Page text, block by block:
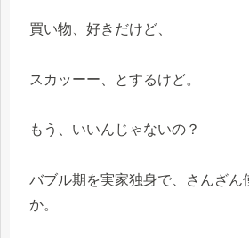
買い物、好きだけど、
スカッーー、とするけど。
もう、いいんじゃないの？
バブル期を実家独身で、さんざん
か。